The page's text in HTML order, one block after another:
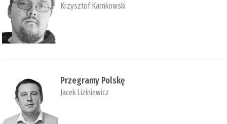
Krzysztof Karnkowski
Przegramy Polskę
Jacek Liziniewicz